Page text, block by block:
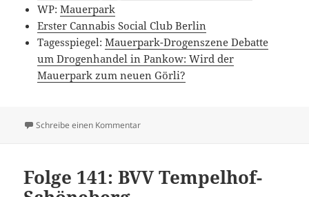
WP:Mauerpark
Erster Cannabis Social Club Berlin
Tagesspiegel:Mauerpark-Drogenszene Debatte
um Drogenhandel in Pankow: Wird der
Mauerpark zum neuen Görli?
Schreibe einen Kommentarzu Folge 143: Better Call Jan
Folge 141: BVV Tempelhof-